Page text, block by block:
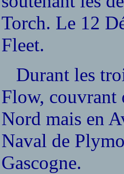
Torch. Le 12
Fleet.
Durant les
Flow, couvrant
Nord mais en
Naval de
Gascogne.